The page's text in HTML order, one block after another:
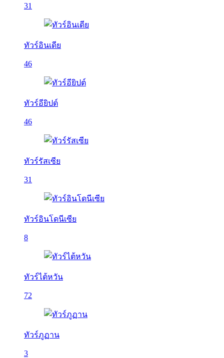
31
ทัวร์อินเดีย
46
ทัวร์อียิปต์
46
ทัวร์รัสเซีย
31
ทัวร์อินโดนีเซีย
8
ทัวร์ไต้หวัน
72
ทัวร์ภูฏาน
3